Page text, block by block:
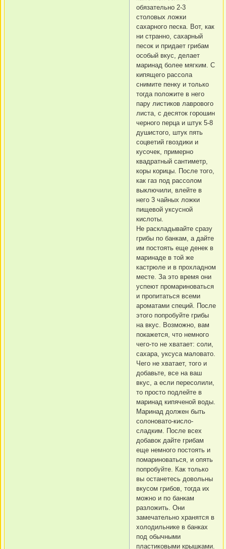
обязательно 2-3
столовых ложки
сахарного песка. Вот, как
ни странно, сахарный
песок и придает грибам
особый вкус, делает
маринад более мягким. С
кипящего рассола
снимите пенку и только
тогда положите в него
пару листиков лаврового
листа, с десяток горошин
черного перца и штук 5-8
душистого, штук пять
соцветий гвоздики и
кусочек, примерно
квадратный сантиметр,
коры корицы. После того,
как газ под рассолом
выключили, влейте в
него 3 чайных ложки
пищевой уксусной
кислоты.
Не раскладывайте сразу
грибы по банкам, а дайте
им постоять еще денек в
маринаде в той же
кастрюле и в прохладном
месте. За это время они
успеют промариноваться
и пропитаться всеми
ароматами специй. После
этого попробуйте грибы
на вкус. Возможно, вам
покажется, что немного
чего-то не хватает: соли,
сахара, уксуса маловато.
Чего не хватает, того и
добавьте, все на ваш
вкус, а если пересолили,
то просто подлейте в
маринад кипяченой воды.
Маринад должен быть
солоновато-кисло-
сладким. После всех
добавок дайте грибам
еще немного постоять и
помариноваться, и опять
попробуйте. Как только
вы останетесь довольны
вкусом грибов, тогда их
можно и по банкам
разложить. Они
замечательно хранятся в
холодильнике в банках
под обычными
пластиковыми крышками.